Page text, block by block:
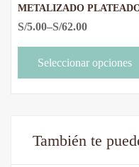
METALIZADO
18″ O 45 CMS.
S/5.00–S/62.00
Seleccionar opciones
También te